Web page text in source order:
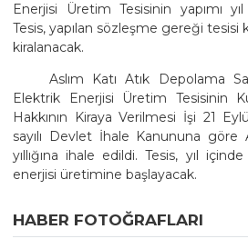
Enerjisi Üretim Tesisinin yapımı
Tesis, yapılan sözleşme gereği tesisi
kiralanacak.
Aslım Katı Atık Depolama
Elektrik Enerjisi Üretim Tesisinin
Hakkının Kiraya Verilmesi İşi 21
sayılı Devlet İhale Kanununa
yıllığına ihale edildi. Tesis, yıl
enerjisi üretimine başlayacak.
HABER FOTOĞRAFLARI